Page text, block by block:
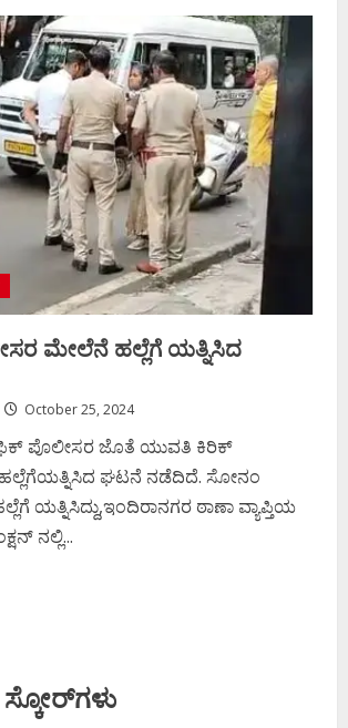
ಮೇಲೆನೆ ಹಲ್ಲೆಗೆ ಯತ್ನಿಸಿದ
October 25, 2024
ಪೊಲೀಸರ ಜೊತೆ ಯುವತಿ ಕಿರಿಕ್
ಹಲ್ಲೆಗೆಯತ್ನಿಸಿದ ಘಟನೆ ನಡೆದಿದೆ. ಸೋನಂ
ಯತ್ನಿಸಿದ್ದು,ಇಂದಿರಾನಗರ ಠಾಣಾ ವ್ಯಾಪ್ತಿಯ
ನಲ್ಲಿ...